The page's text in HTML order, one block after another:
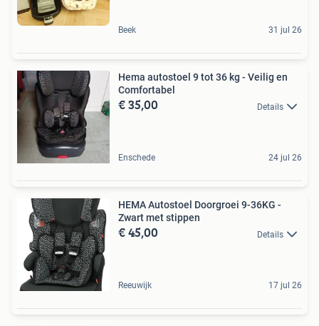
Beek 31 jul 26
Hema autostoel 9 tot 36 kg - Veilig en
Comfortabel
€ 35,00 Details
Enschede 24 jul 26
HEMA Autostoel Doorgroei 9-36KG -
Zwart met stippen
€ 45,00 Details
Reeuwijk 17 jul 26